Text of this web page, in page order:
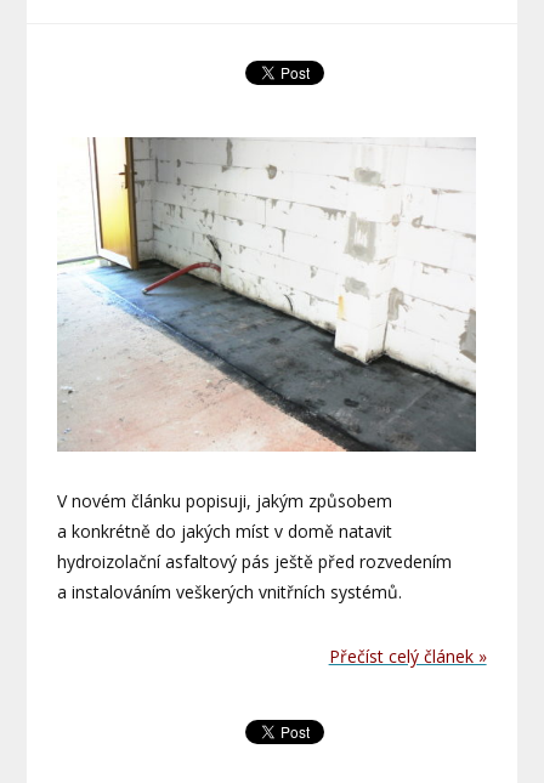
V novém článku popisuji, jakým způsobem
a konkrétně do jakých míst v domě natavit
hydroizolační asfaltový pás ještě před rozvedením
a instalováním veškerých vnitřních systémů.
Přečíst celý článek »